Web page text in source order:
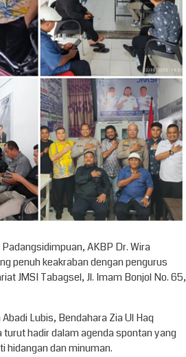
AKBP Dr. Wira
penuh keakraban dengan pengurus
JMSI Tabagsel, Jl. Imam Bonjol No. 65,
Lubis, Bendahara Zia Ul Haq
hadir dalam agenda spontan yang
hidangan dan minuman.